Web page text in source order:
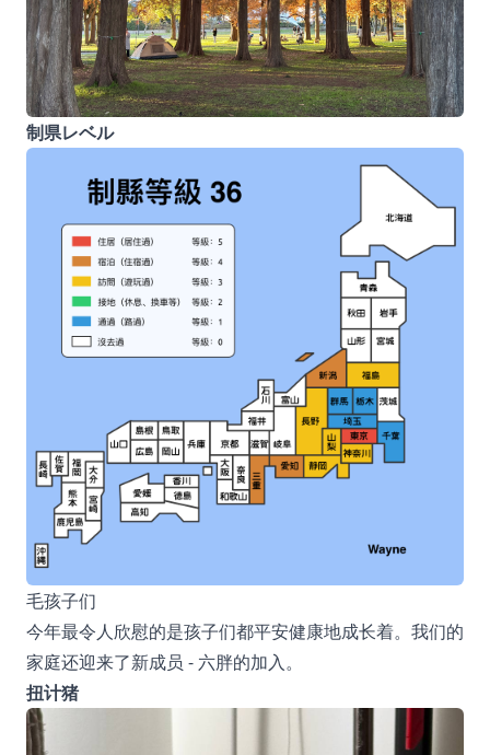
制県レベル
毛孩子们
今年最令人欣慰的是孩子们都平安健康地成长着。我们的
家庭还迎来了新成员 - 六胖的加入。
扭计猪